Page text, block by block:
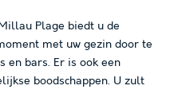
Plage biedt u de
met uw gezin door te
en bars. Er is ook een
boodschappen. U zult